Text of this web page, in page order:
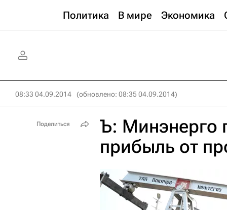
Политика В мире Экономика
08:33 04.09.2014 (обновлено: 08:35 04.09.2014)
Ъ: Минэнерго
прибыль от
Поделиться